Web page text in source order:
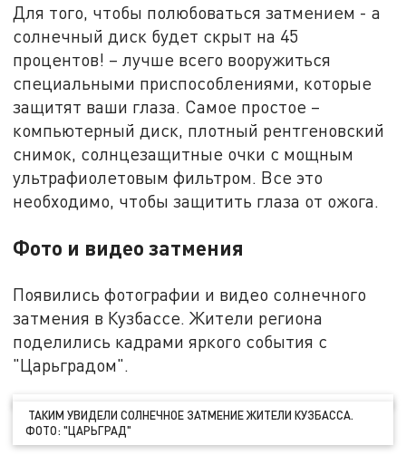
Для того, чтобы полюбоваться затмением - а
солнечный диск будет скрыт на 45
процентов! – лучше всего вооружиться
специальными приспособлениями, которые
защитят ваши глаза. Самое простое –
компьютерный диск, плотный рентгеновский
снимок, солнцезащитные очки с мощным
ультрафиолетовым фильтром. Все это
необходимо, чтобы защитить глаза от ожога.
Фото и видео затмения
Появились фотографии и видео солнечного
затмения в Кузбассе. Жители региона
поделились кадрами яркого события с
"Царьградом".
ТАКИМ УВИДЕЛИ СОЛНЕЧНОЕ ЗАТМЕНИЕ ЖИТЕЛИ КУЗБАССА.
ФОТО: "ЦАРЬГРАД"